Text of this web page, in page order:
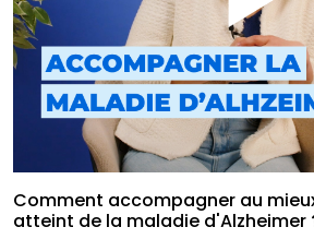
Comment accompagner au
atteint de la maladie d'Alzheimer